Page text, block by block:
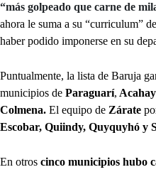
“más golpeado que carne de
ahora le suma a su “curriculum”
haber podido imponerse en su
Puntualmente, la lista de Baruja
municipios de Paraguarí, Acahay
Colmena. El equipo de Zárate
Escobar, Quiindy, Quyquyhó y
En otros cinco municipios hubo